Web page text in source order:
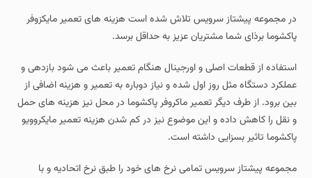
در مجموعه پیشتاز سرویس تلاش شده است هزینه های تعمیر مایکزوفر
پاکشوما برذای شما مشتریان عزیز به حداقل برسد.
استفاده از قطعات اصلی و اورجینال هنگام تعمیر باعث می شود بازدهی و
عملکرد دستگاه مثل روز اول شده و نیاز دوباره به تعمیر و هزینه اضافی از
بین برود. از طرف دیگر تعمیر ماکروفر پاکشوما در محل نیز هزینه های حمل
و نقل را کاهش داده و این موضوع نیز در کم شدن هزینه تعمیر مایکروویو
پاکشوما تاثیر بسزایی داشته است.
مجموعه پیشتاز سرویس تمامی نرخ های خود را طبق نرخ اتحادیه و با